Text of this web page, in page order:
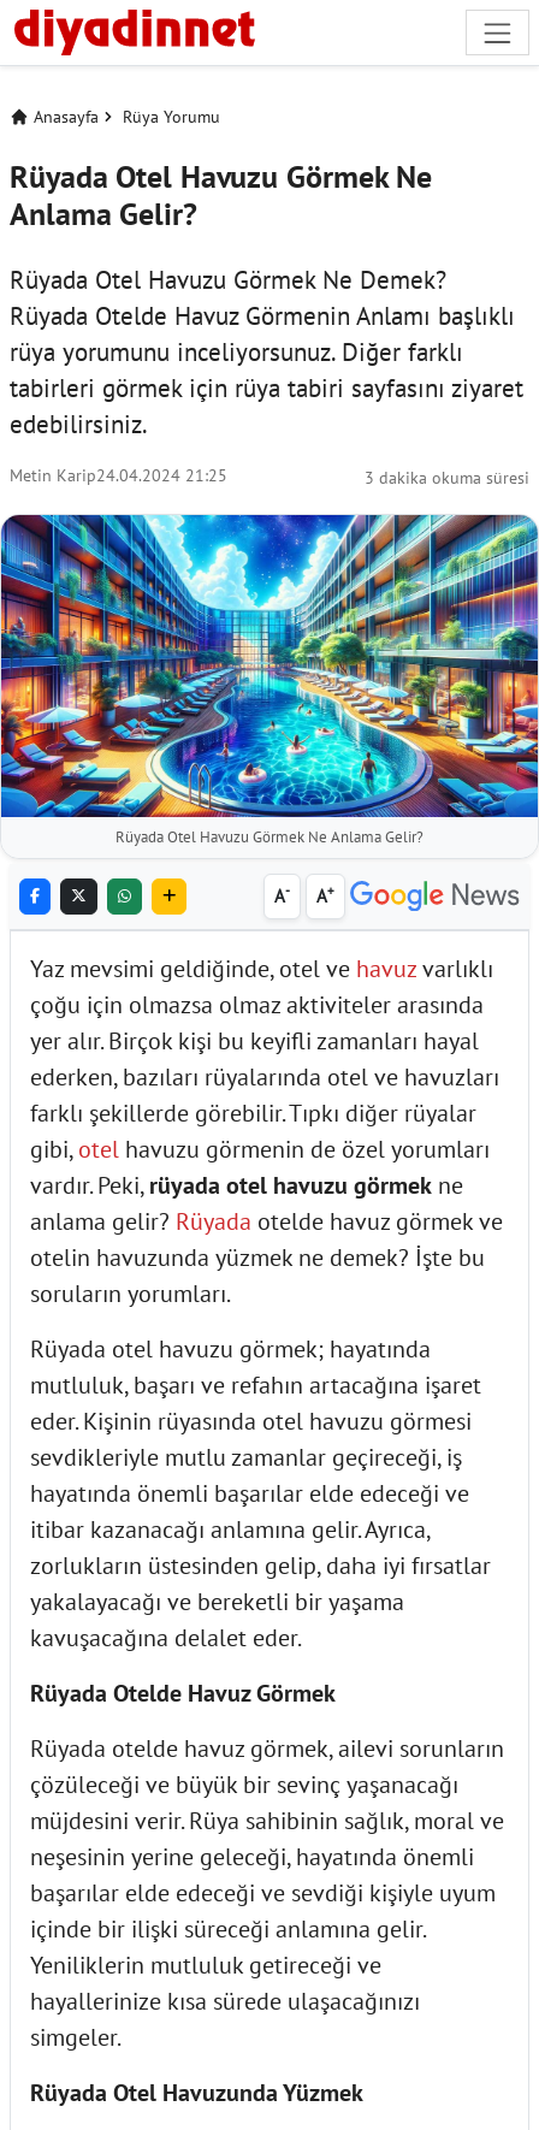
Anasayfa Rüya Yorumu
Rüyada Otel Havuzu Görmek Ne
Anlama Gelir?
Rüyada Otel Havuzu Görmek Ne Demek?
Rüyada Otelde Havuz Görmenin Anlamı başlıklı
rüya yorumunu inceliyorsunuz. Diğer farklı
tabirleri görmek için rüya tabiri sayfasını ziyaret
edebilirsiniz.
Metin Karip24.04.2024 21:25 3 dakika okuma süresi
Rüyada Otel Havuzu Görmek Ne Anlama Gelir?
A- A+
Yaz mevsimi geldiğinde, otel ve havuzvarlıklı
çoğu için olmazsa olmaz aktiviteler arasında
yer alır. Birçok kişi bu keyifli zamanları hayal
ederken, bazıları rüyalarında otel ve havuzları
farklı şekillerde görebilir. Tıpkı diğer rüyalar
gibi,otel havuzu görmenin de özel yorumları
vardır. Peki,rüyada otel havuzu görmek ne
anlama gelir? Rüyada otelde havuz görmek ve
otelin havuzunda yüzmek ne demek? İşte bu
soruların yorumları.
Rüyada otel havuzu görmek; hayatında
mutluluk, başarı ve refahın artacağına işaret
eder. Kişinin rüyasında otel havuzu görmesi
sevdikleriyle mutlu zamanlar geçireceği, iş
hayatında önemli başarılar elde edeceği ve
itibar kazanacağı anlamına gelir. Ayrıca,
zorlukların üstesinden gelip, daha iyi fırsatlar
yakalayacağı ve bereketli bir yaşama
kavuşacağına delalet eder.
Rüyada Otelde Havuz Görmek
Rüyada otelde havuz görmek, ailevi sorunların
çözüleceği ve büyük bir sevinç yaşanacağı
müjdesini verir. Rüya sahibinin sağlık, moral ve
neşesinin yerine geleceği, hayatında önemli
başarılar elde edeceği ve sevdiği kişiyle uyum
içinde bir ilişki süreceği anlamına gelir.
Yeniliklerin mutluluk getireceği ve
hayallerinize kısa sürede ulaşacağınızı
simgeler.
Rüyada Otel Havuzunda Yüzmek